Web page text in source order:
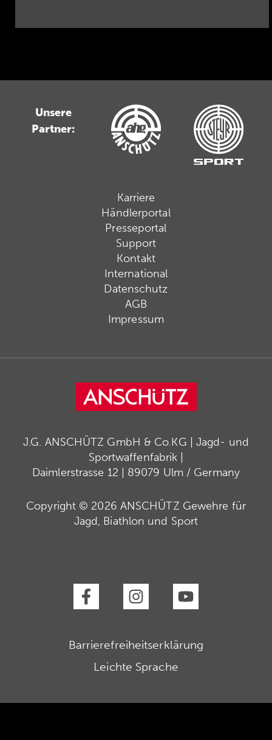
Unsere
Partner:
Karriere
Händlerportal
Presseportal
Support
Kontakt
International
Datenschutz
AGB
Impressum
J.G. ANSCHÜTZ GmbH & Co.KG | Jagd- und
Sportwaffenfabrik |
Daimlerstrasse 12 | 89079 Ulm / Germany
Copyright © 2026 ANSCHÜTZ Gewehre für
Jagd, Biathlon und Sport
Barrierefreiheitserklärung
Leichte Sprache